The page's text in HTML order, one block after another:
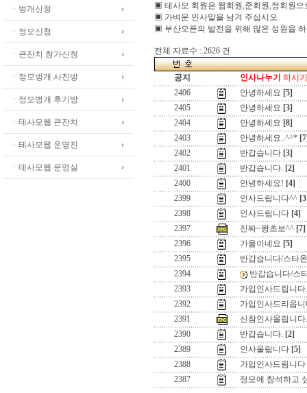
ㆍ벙개신청
ㆍ정모신청
ㆍ큰잔치 참가신청
ㆍ정모벙개 사진방
ㆍ정모벙개 후기방
ㆍ테사모웹 큰잔치
ㆍ테사모웹 운영진
ㆍ테사모웹 운영실
▣ 테사모 회원은 웹회원,준회원,정회원으
▣ 가벼운 인사말을 남겨 주십시오
▣ 부산오픈의 발전을 위해 많은 성원을
전체 자료수 : 2626 건
공지 인사나누기 하시
2406
안녕하세요 [5]
2405
안녕하세요 [3]
2404
안녕하세요 [8]
2403
안녕하세요..^^*
2402
반갑습니다 [3]
2401
반갑습니다. [2]
2400
안녕하세요! [4]
2399
인사드립니다^^
2398
인사드립니다 [4]
2397
진짜~왕초보^^ [7]
2396
가을이네요 [5]
2395
반갑습니다/스타
2394
반갑습니다/스
2393
가입인사드립니다.
2392
가입인사드리옵
2391
신참인사올립니다.
2390
반갑습니다. [2]
2389
인사올립니다 [5]
2388
가입인사드림니다
2387
정모에 참석하고